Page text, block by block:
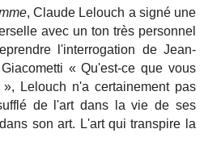
, Claude Lelouch a signé une
avec un ton très personnel
l'interrogation de Jean-
« Qu'est-ce que vous
Lelouch n'a certainement pas
de l'art dans la vie de ses
son art. L'art qui transpire la